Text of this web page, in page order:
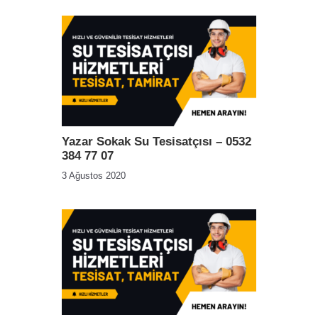
Yazar Sokak Su Tesisatçısı – 0532
384 77 07
3 Ağustos 2020